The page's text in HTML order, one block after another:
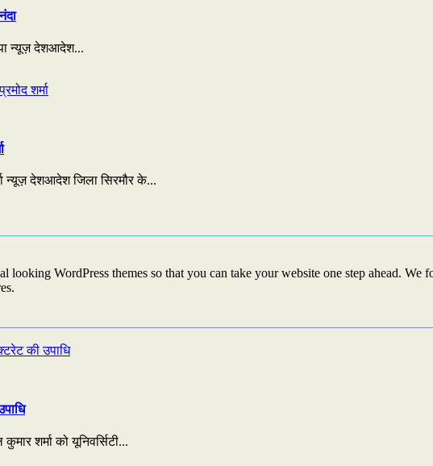
न्यूज़ देशआदेश...
न्यूज़ देशआदेश जिला सिरमौर के...
WordPress themes so that you can take your website one step ahead. We
शर्मा को यूनिवर्सिटी...